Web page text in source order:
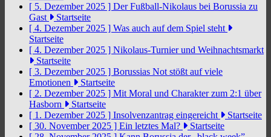
[ 5. Dezember 2025 ] Der Fußball-Nikolaus bei Borussia zu
Gast
Startseite
[ 4. Dezember 2025 ] Was auch auf dem Spiel steht
Startseite
[ 4. Dezember 2025 ] Nikolaus-Turnier und Weihnachtsmarkt
Startseite
[ 3. Dezember 2025 ] Borussias Not stößt auf viele
Emotionen
Startseite
[ 2. Dezember 2025 ] Mit Moral und Charakter zum 2:1 über
Hasborn
Startseite
[ 1. Dezember 2025 ] Insolvenzantrag eingereicht
Startseite
[ 30. November 2025 ] Ein letztes Mal?
Startseite